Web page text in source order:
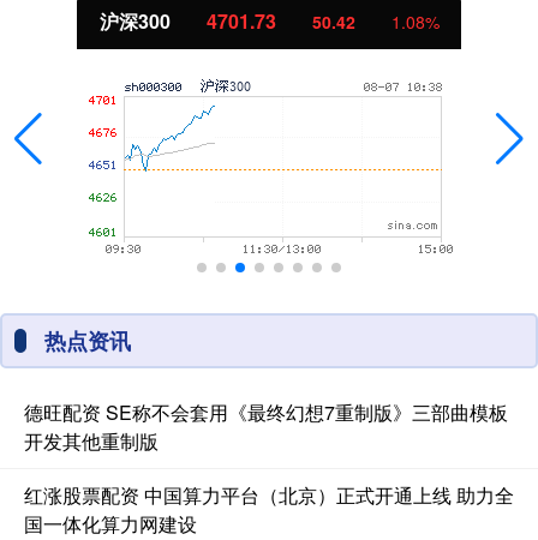
沪深300 4701.73 50.42 1.08%
热点资讯
德旺配资 SE称不会套用《最终幻想7重制版》三部曲模板
开发其他重制版
红涨股票配资 中国算力平台（北京）正式开通上线 助力全
国一体化算力网建设